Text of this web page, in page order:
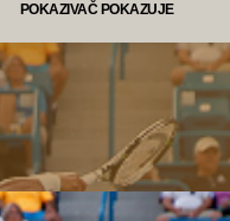
POKAZIVAČ POKAZUJE